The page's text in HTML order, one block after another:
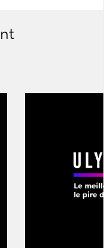
Le nom de
de brevets, «
», m’a-t-il
de prouver que
de lui.